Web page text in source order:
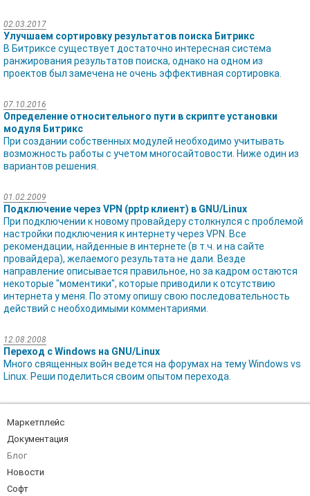
02.03.2017
Улучшаем сортировку результатов поиска Битрикс
В Битриксе существует достаточно интересная система
ранжирования результатов поиска, однако на одном из
проектов был замечена не очень эффективная сортировка.
07.10.2016
Определение относительного пути в скрипте установки
модуля Битрикс
При создании собственных модулей необходимо учитывать
возможность работы с учетом многосайтовости. Ниже один из
вариантов решения.
01.02.2009
Подключение через VPN (pptp клиент) в GNU/Linux
При подключении к новому провайдеру столкнулся с проблемой
настройки подключения к интернету через VPN. Все
рекомендации, найденные в интернете (в т.ч. и на сайте
провайдера), желаемого результата не дали. Везде
направление описывается правильное, но за кадром остаются
некоторые "моментики", которые приводили к отсутствию
интернета у меня. По этому опишу свою последовательность
действий с необходимыми комментариями.
12.08.2008
Переход с Windows на GNU/Linux
Много священных войн ведется на форумах на тему Windows vs
Linux. Реши поделиться своим опытом перехода.
Маркетплейс
Документация
Блог
Новости
Софт